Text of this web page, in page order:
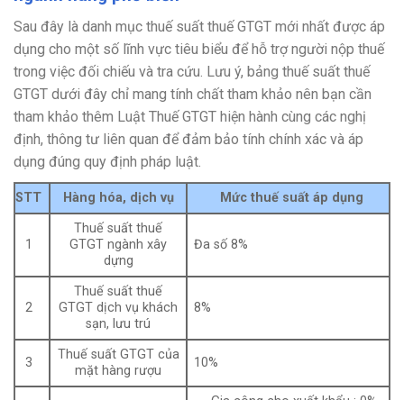
Sau đây là danh mục thuế suất thuế GTGT mới nhất được áp
dụng cho một số lĩnh vực tiêu biểu để hỗ trợ người nộp thuế
trong việc đối chiếu và tra cứu. Lưu ý, bảng thuế suất thuế
GTGT dưới đây chỉ mang tính chất tham khảo nên bạn cần
tham khảo thêm Luật Thuế GTGT hiện hành cùng các nghị
định, thông tư liên quan để đảm bảo tính chính xác và áp
dụng đúng quy định pháp luật.
STT Hàng hóa, dịch vụ Mức thuế suất áp dụng
1
Thuế suất thuế
GTGT ngành xây
dựng
Đa số 8%
2
Thuế suất thuế
GTGT dịch vụ khách
sạn, lưu trú
8%
3
Thuế suất GTGT của
mặt hàng rượu
10%